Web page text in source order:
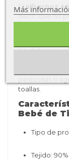
Elalbornoz
decir, que no
alta calidad
No debemos
prima con la
toallas.
Bebé de
Tipo de
Tejido:
Más